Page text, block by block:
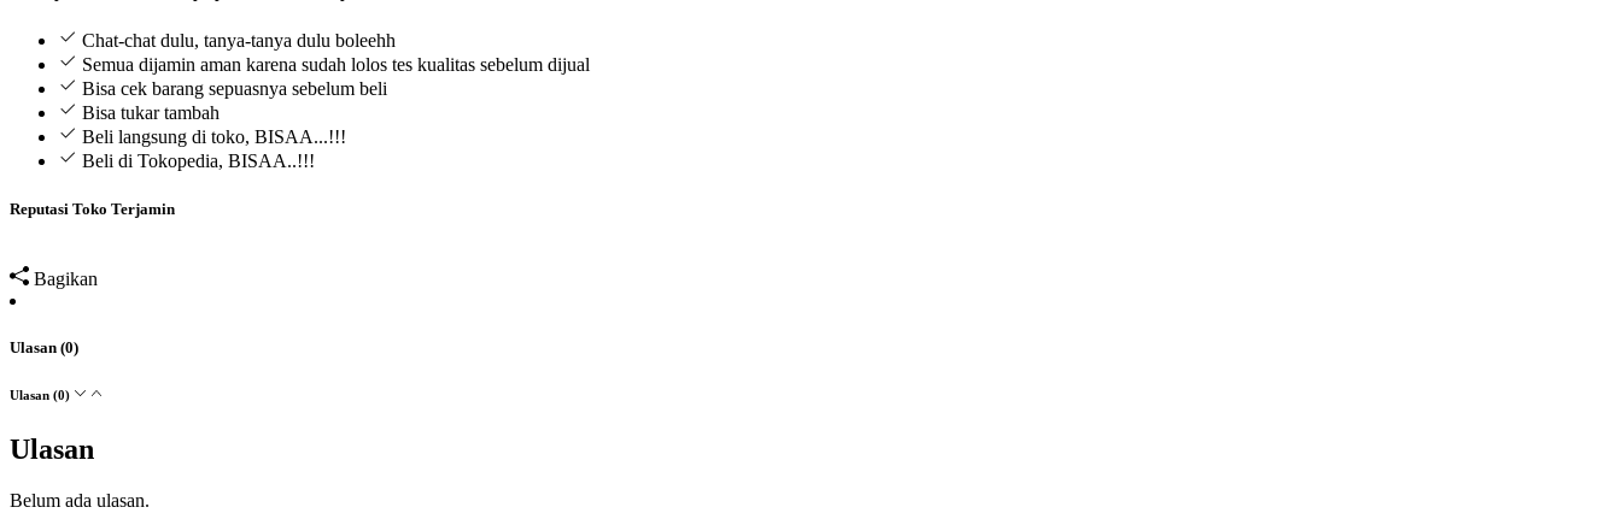
Chat-chat dulu, tanya-tanya dulu boleehh
Semua dijamin aman karena sudah lolos tes kualitas sebelum dijual
Bisa cek barang sepuasnya sebelum beli
Bisa tukar tambah
Beli langsung di toko, BISAA...!!!
Beli di Tokopedia, BISAA..!!!
Reputasi Toko Terjamin
Bagikan
Ulasan (0)
Ulasan (0)
Ulasan
Belum ada ulasan.